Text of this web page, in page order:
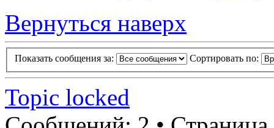
Вернуться наверх
Показать сообщения за: Сортировать по:
Topic locked